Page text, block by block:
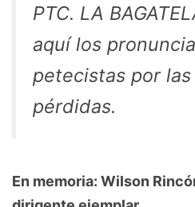
PTC. LA
aquí los
petecistas por
pérdidas.
En memoria: Wilson